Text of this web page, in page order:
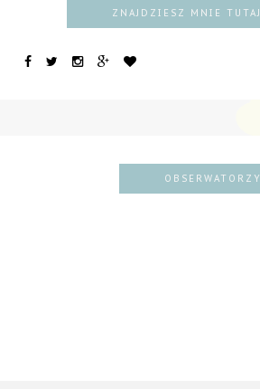
ZNAJDZIESZ MNIE TUTAJ
OBSERWATORZY